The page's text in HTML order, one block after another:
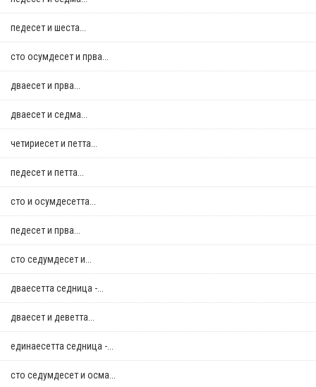
педесет и шеста...
сто осумдесет и прва...
дваесет и прва...
дваесет и седма...
четириесет и петта...
педесет и петта...
сто и осумдесетта...
педесет и прва...
сто седумдесет и...
дваесетта седница -...
дваесет и деветта...
единаесетта седница -...
сто седумдесет и осма...